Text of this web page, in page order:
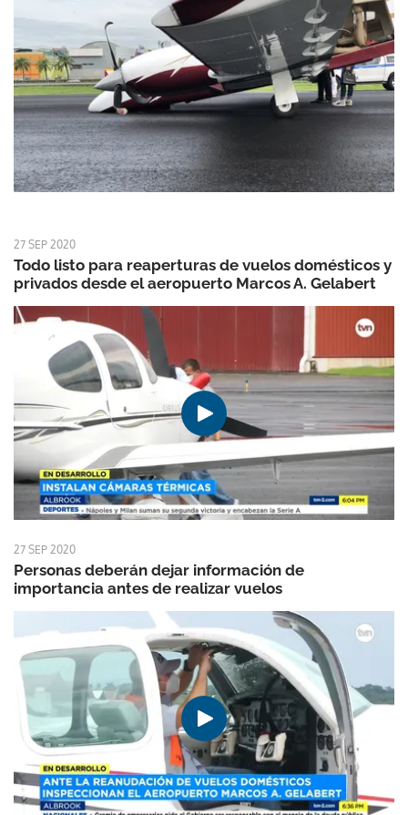
27 SEP 2020
Todo listo para reaperturas de vuelos domésticos y
privados desde el aeropuerto Marcos A. Gelabert
27 SEP 2020
Personas deberán dejar información de
importancia antes de realizar vuelos